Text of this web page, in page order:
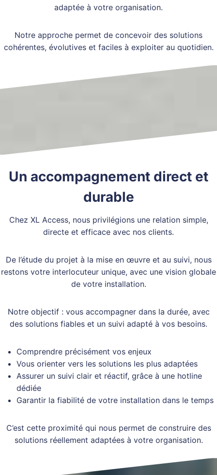
adaptée à votre organisation.
Notre approche permet de concevoir des solutions
cohérentes, évolutives et faciles à exploiter au quotidien.
Un accompagnement direct et
durable
Chez XL Access, nous privilégions une relation simple,
directe et efficace avec nos clients.
De l’étude du projet à la mise en œuvre et au suivi, nous
restons votre interlocuteur unique, avec une vision globale
de votre installation.
Notre objectif : vous accompagner dans la durée, avec
des solutions fiables et un suivi adapté à vos besoins.
Comprendre précisément vos enjeux
Vous orienter vers les solutions les plus adaptées
Assurer un suivi clair et réactif, grâce à une hotline
dédiée
Garantir la fiabilité de votre installation dans le temps
C’est cette proximité qui nous permet de construire des
solutions réellement adaptées à votre organisation.